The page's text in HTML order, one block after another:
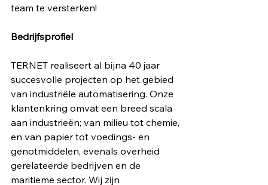
team te versterken!
Bedrijfsprofiel
TERNET realiseert al bijna 40 jaar
succesvolle projecten op het gebied
van industriële automatisering. Onze
klantenkring omvat een breed scala
aan industrieën; van milieu tot chemie,
en van papier tot voedings- en
genotmiddelen, evenals overheid
gerelateerde bedrijven en de
maritieme sector. Wij zijn